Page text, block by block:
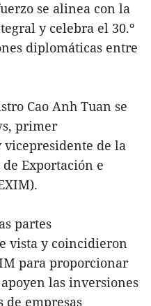
se alinea con la
y celebra el 30.º
diplomáticas entre
Cao Anh Tuan se
primer
de la
Exportación e
partes
vista y coincidieron
para proporcionar
las inversiones
de empresas